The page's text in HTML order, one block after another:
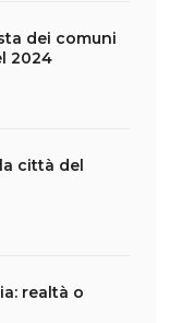
dei comuni
2024
città del
realtà o